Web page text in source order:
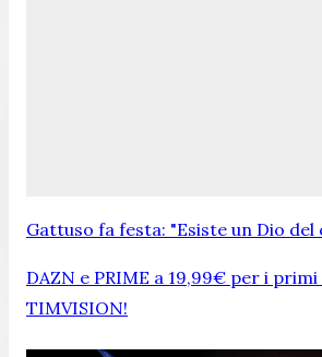
Gattuso fa festa: "Esiste un Dio del
DAZN e PRIME a 19,99€ per i
TIMVISION!